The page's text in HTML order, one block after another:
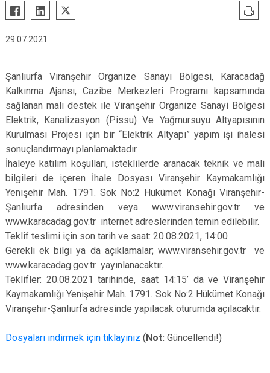
Harran
Hilvan
29.07.2021
Şanlıurfa Viranşehir Organize Sanayi Bölgesi, Karacadağ
Kalkınma Ajansı, Cazibe Merkezleri Programı kapsamında
sağlanan mali destek ile Viranşehir Organize Sanayi Bölgesi
Elektrik, Kanalizasyon (Pissu) Ve Yağmursuyu Altyapısının
Kurulması Projesi için bir “Elektrik Altyapı” yapım işi ihalesi
sonuçlandırmayı planlamaktadır.
İhaleye katılım koşulları, isteklilerde aranacak teknik ve mali
bilgileri de içeren İhale Dosyası Viranşehir Kaymakamlığı
Yenişehir Mah. 1791. Sok No:2 Hükümet Konağı Viranşehir-
Şanlıurfa adresinden veya www.viransehir.gov.tr ve
www.karacadag.gov.tr internet adreslerinden temin edilebilir.
Teklif teslimi için son tarih ve saat: 20.08.2021, 14:00
Gerekli ek bilgi ya da açıklamalar; www.viransehir.gov.tr ve
www.karacadag.gov.tr yayınlanacaktır.
Teklifler: 20.08.2021 tarihinde, saat 14:15’ da ve Viranşehir
Kaymakamlığı Yenişehir Mah. 1791. Sok No:2 Hükümet Konağı
Viranşehir-Şanlıurfa adresinde yapılacak oturumda açılacaktır.
Dosyaları indirmek için tıklayınız (Not: Güncellendi!)